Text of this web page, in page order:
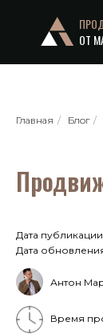
ОТ
Главная / Блог /
Дата
Дата
Антон
Время